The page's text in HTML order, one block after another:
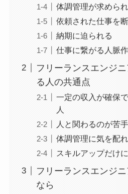
体調管理が求めら
依頼された仕事を
納期に迫られる
仕事に繋がる人脈
フリーランスエンジ
る人の共通点
一定の収入が確保
人
人と関わるのが苦
体調管理に気を配
スキルアップだけ
フリーランスエンジ
なら